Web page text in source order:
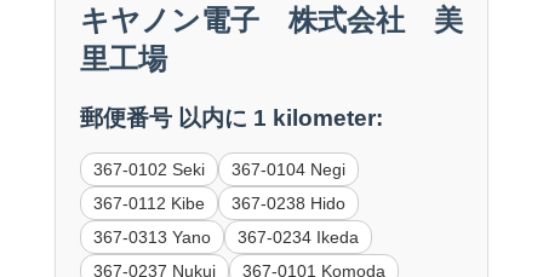
キヤノン電子 株式会社 美
里工場
郵便番号 以内に 1 kilometer:
367-0102 Seki
367-0104 Negi
367-0112 Kibe
367-0238 Hido
367-0313 Yano
367-0234 Ikeda
367-0237 Nukui
367-0101 Komoda